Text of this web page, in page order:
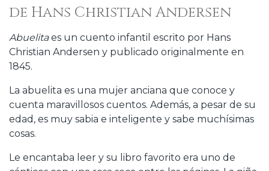
de Hans Christian Andersen
Abuelitaes un cuento infantil escrito por Hans
Christian Andersen y publicado originalmente en
1845.
La abuelita es una mujer anciana que conoce y
cuenta maravillosos cuentos. Además, a pesar de su
edad, es muy sabia e inteligente y sabe muchísimas
cosas.
Le encantaba leer y su libro favorito era uno de